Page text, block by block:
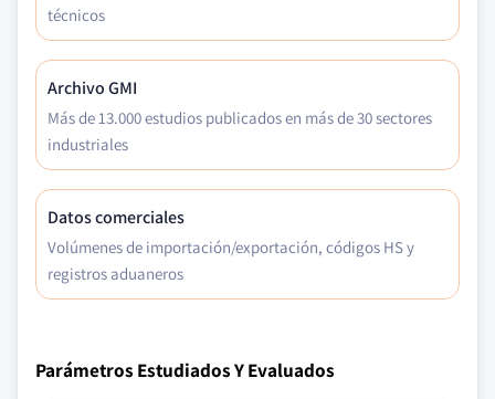
técnicos
Archivo GMI
Más de 13.000 estudios publicados en más de 30 sectores
industriales
Datos comerciales
Volúmenes de importación/exportación, códigos HS y
registros aduaneros
Parámetros Estudiados Y Evaluados